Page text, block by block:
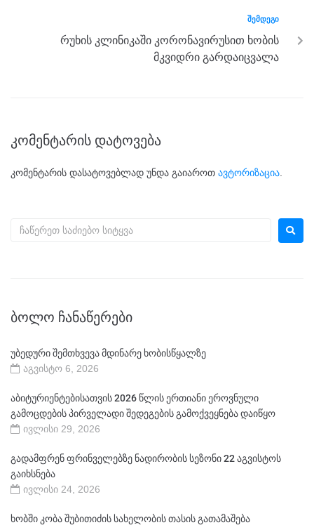
ᲨᲔᲛᲓᲔᲒᲘ
რუხის კლინიკაში კორონავირუსით ხობის
მკვიდრი გარდაიცვალა
კომენტარის დატოვება
კომენტარის დასატოვებლად უნდა გაიაროთ ავტორიზაცია
ᲑᲝᲚᲝ ᲩᲐᲜᲐᲬᲔᲠᲔᲑᲘ
უბედური შემთხვევა მდინარე ხობისწყალზე
აგვისტო 6, 2026
აბიტურიენტებისათვის 2026 წლის ერთიანი ეროვნული
გამოცდების პირველადი შედეგების გამოქვეყნება დაიწყო
ივლისი 29, 2026
გადამფრენ ფრინველებზე ნადირობის სეზონი 22 აგვისტოს
გაიხსნება
ივლისი 24, 2026
ხობში კობა შუბითიძის სახელობის თასის გათამაშება